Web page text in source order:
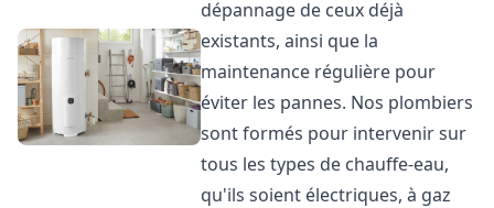
dépannage de ceux déjà
existants, ainsi que la
maintenance régulière pour
éviter les pannes. Nos plombiers
sont formés pour intervenir sur
tous les types de chauffe-eau,
qu'ils soient électriques, à gaz